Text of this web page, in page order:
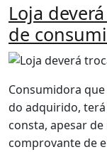
Loja
de
Consumidora
do adquirido,
consta, apesar
comprovante de